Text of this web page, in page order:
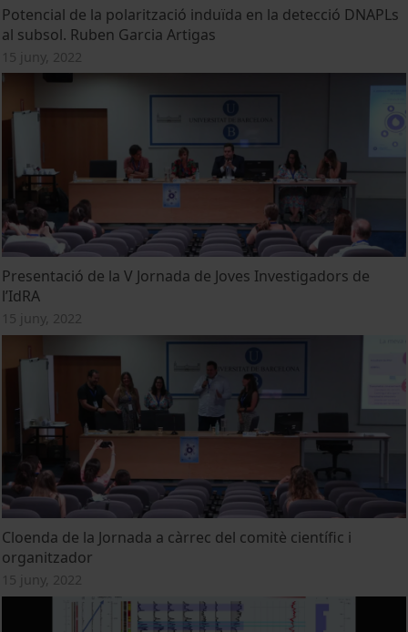
Potencial de la polarització induïda en la detecció DNAPLs
al subsol. Ruben Garcia Artigas
15 juny, 2022
Presentació de la V Jornada de Joves Investigadors de
l’IdRA
15 juny, 2022
Cloenda de la Jornada a càrrec del comitè científic i
organitzador
15 juny, 2022